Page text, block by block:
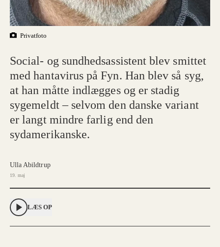
Privatfoto
Social- og sundhedsassistent blev smittet
med hantavirus på Fyn. Han blev så syg,
at han måtte indlægges og er stadig
sygemeldt – selvom den danske variant
er langt mindre farlig end den
sydamerikanske.
Ulla Abildtrup
19. maj
LÆS OP